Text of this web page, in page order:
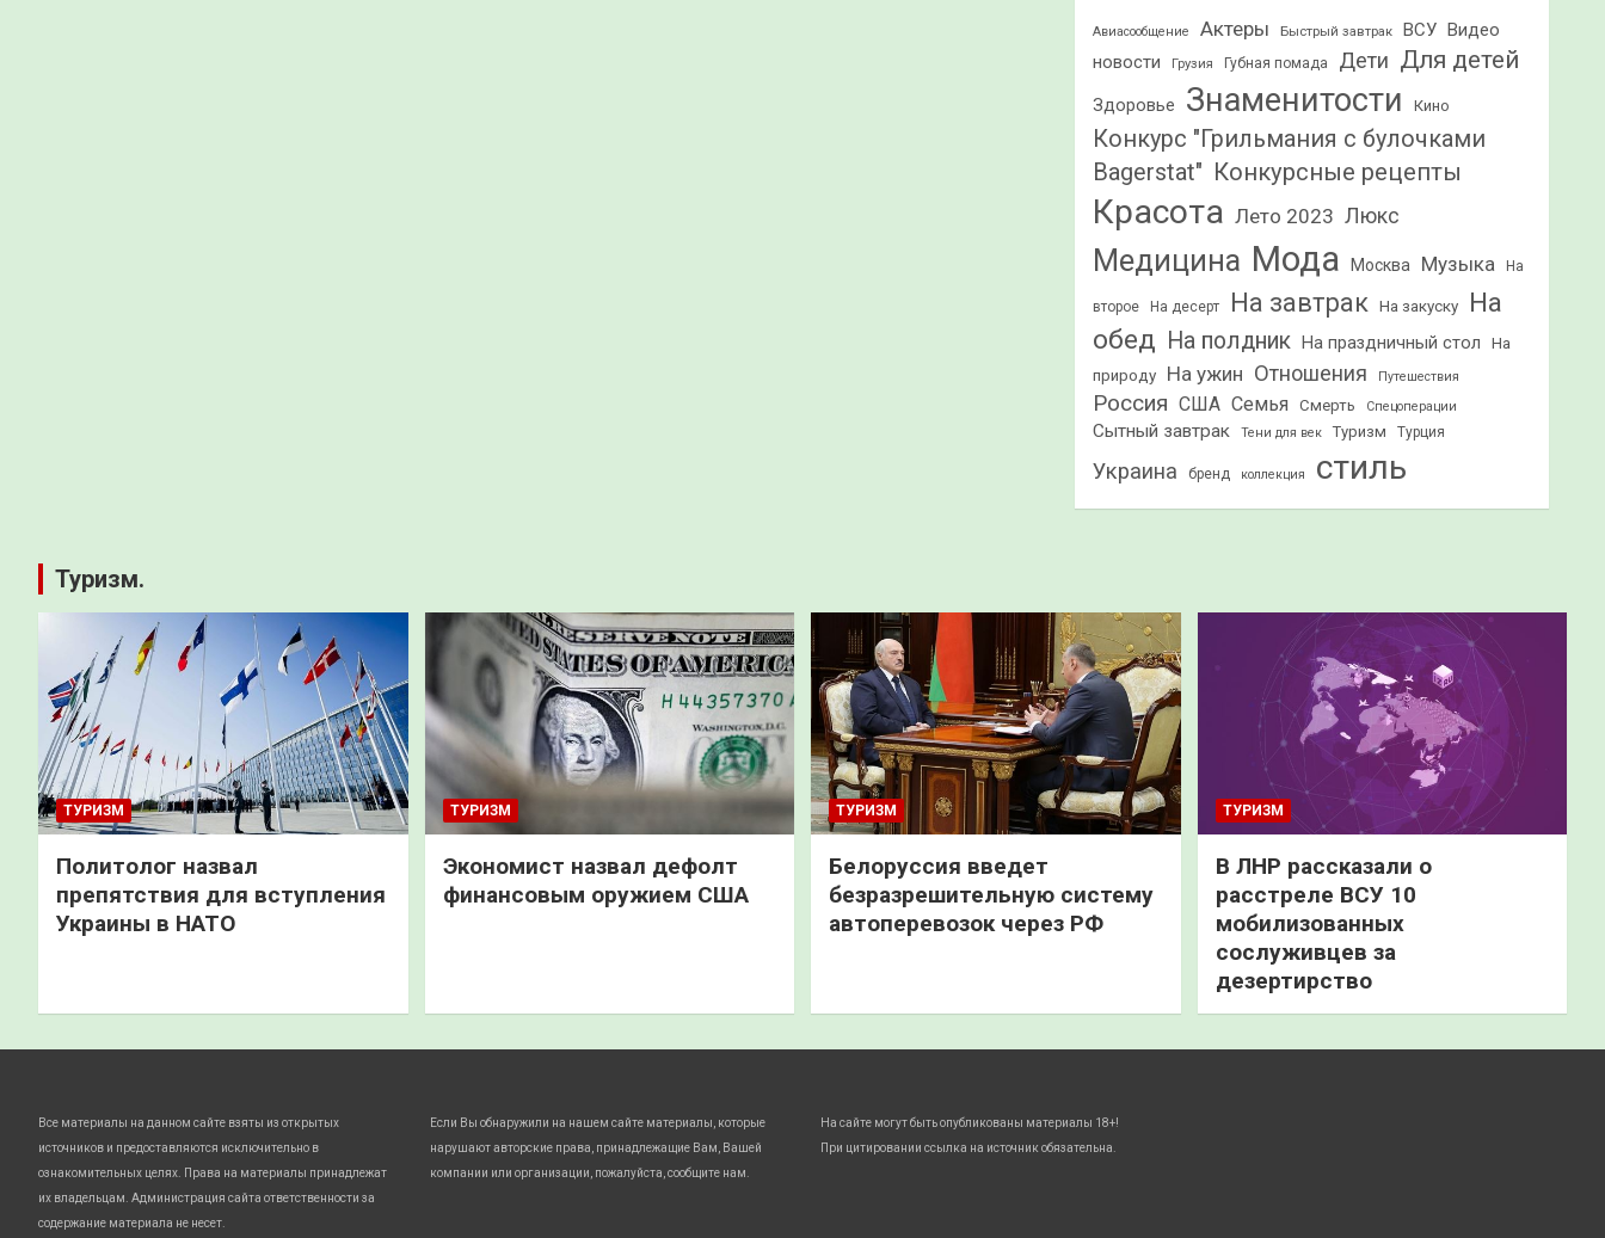
Авиасообщение Актеры Быстрый завтрак ВСУ Видео
новости
Грузия Губная помада Дети Для детей
Здоровье Знаменитости Кино
Конкурс "Грильмания с булочками
Bagerstat" Конкурсные рецепты
Красота Лето 2023 Люкс
Медицина Мода Москва Музыка На
второе На десерт На завтрак На закуску
На
обед На полдник На праздничный стол
На
природу
На ужин Отношения Путешествия
Россия США Семья Смерть Спецоперации
Сытный завтрак Тени для век Туризм Турция
Украина бренд коллекция стиль
Туризм.
ТУРИЗМ
Политолог назвал
препятствия для вступления
Украины в НАТО
ТУРИЗМ
Экономист назвал дефолт
финансовым оружием США
ТУРИЗМ
Белоруссия введет
безразрешительную систему
автоперевозок через РФ
ТУРИЗМ
В ЛНР рассказали о
расстреле ВСУ 10
мобилизованных
сослуживцев за
дезертирство
Все материалы на данном сайте взяты из открытых
источников и предоставляются исключительно в
ознакомительных целях. Права на материалы принадлежат
их владельцам. Администрация сайта ответственности за
содержание материала не несет.
Если Вы обнаружили на нашем сайте материалы, которые
нарушают авторские права, принадлежащие Вам, Вашей
компании или организации, пожалуйста, сообщите нам.
На сайте могут быть опубликованы материалы 18+!
При цитировании ссылка на источник обязательна.